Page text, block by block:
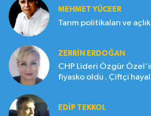
MEHMET YÜCEER
Tarım politikaları ve
ZERRIN ERDOĞAN
CHP Lideri Özgür
fiyasko oldu . Çiftçi hayal
EDIP TEKKOL